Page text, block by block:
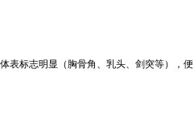
表标志明显（胸骨角、乳头、剑突等），便